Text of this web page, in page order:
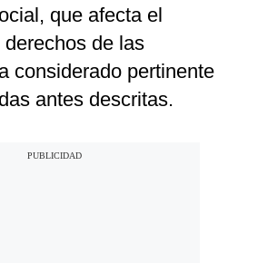
que afecta el
de las
considerado pertinente
antes descritas.